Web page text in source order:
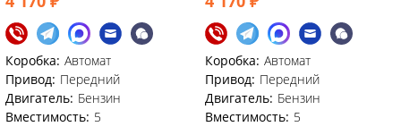
Коробка: Автомат
Привод: Передний
Двигатель: Бензин
Вместимость: 5
Коробка: Автомат
Привод: Передний
Двигатель: Бензин
Вместимость: 5